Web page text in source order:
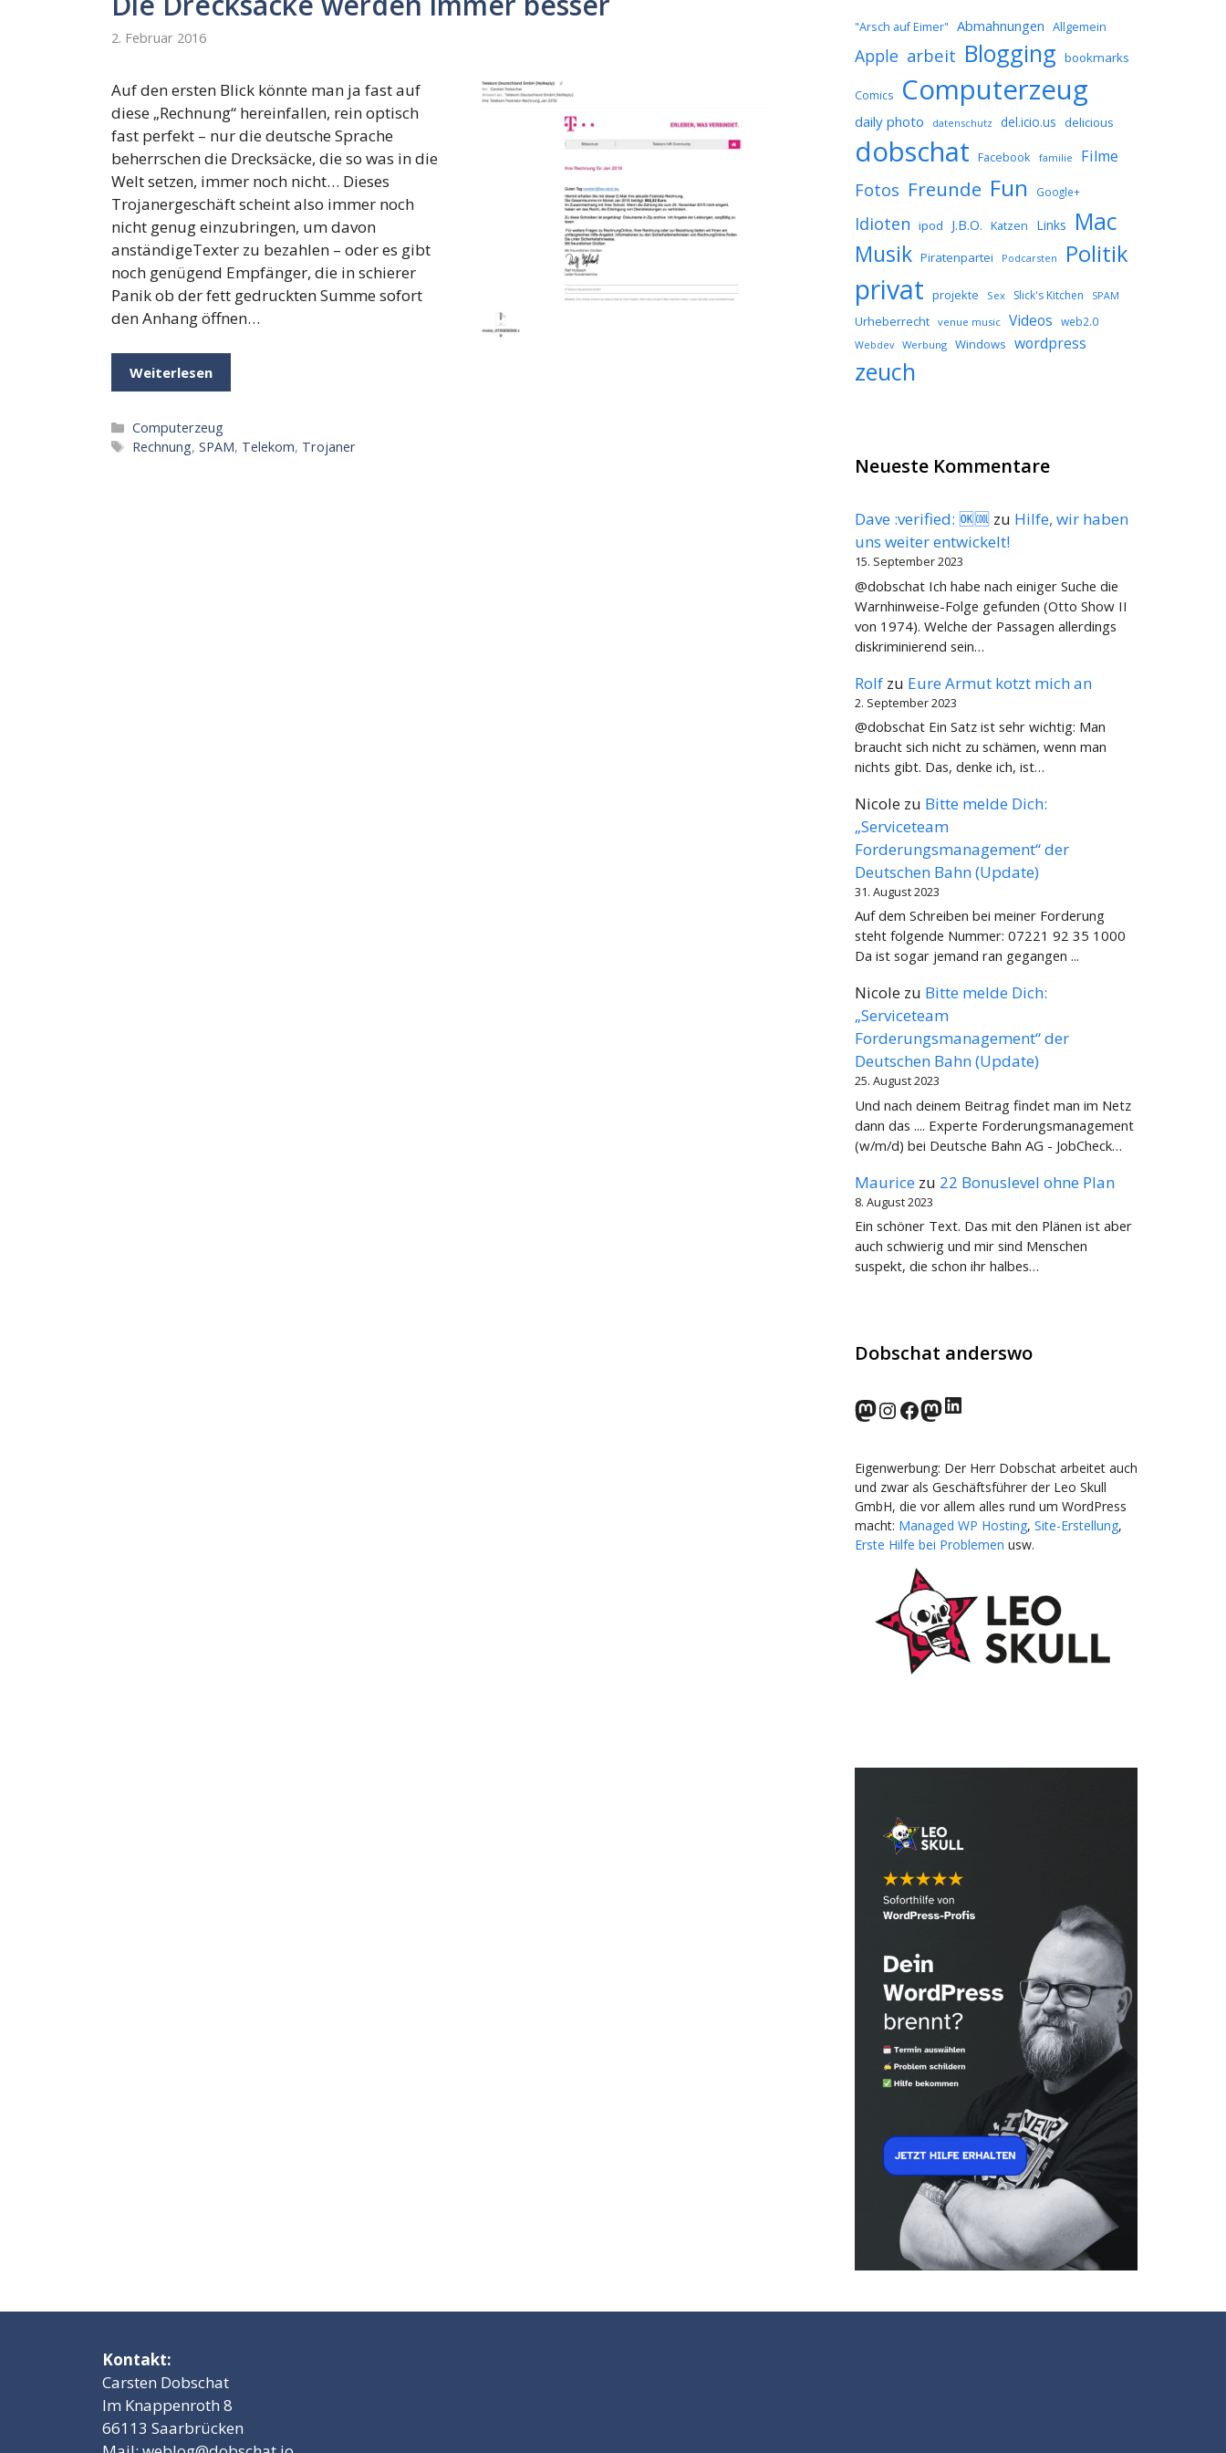
2. Februar 2016
Auf den ersten Blick könnte man ja fast auf
diese „Rechnung“ hereinfallen, rein optisch
fast perfekt – nur die deutsche Sprache
beherrschen die Drecksäcke, die so was in die
Welt setzen, immer noch nicht… Dieses
Trojanergeschäft scheint also immer noch
nicht genug einzubringen, um davon
anständigeTexter zu bezahlen – oder es gibt
noch genügend Empfänger, die in schierer
Panik ob der fett gedruckten Summe sofort
den Anhang öffnen…
Weiterlesen
Kategorien
Computerzeug
Schlagwörter
Rechnung,SPAM, Telekom, Trojaner
"Arsch auf Eimer" Abmahnungen Allgemein
Apple arbeit Blogging bookmarks
Comics Computerzeug
daily photo datenschutz del.icio.us delicious
dobschat Facebook familie Filme
Fotos Freunde Fun Google+
Idioten ipod J.B.O. Katzen Links Mac
Musik Piratenpartei Podcarsten Politik
privat projekte Sex Slick's Kitchen SPAM
Urheberrecht venue music Videos web2.0
Webdev Werbung Windows wordpress
zeuch
Neueste Kommentare
Dave :verified: 🆗🆒 zu Hilfe, wir haben
uns weiter entwickelt!
15. September 2023
@dobschat Ich habe nach einiger Suche die
Warnhinweise-Folge gefunden (Otto Show II
von 1974). Welche der Passagen allerdings
diskriminierend sein…
Rolf zu Eure Armut kotzt mich an
2. September 2023
@dobschat Ein Satz ist sehr wichtig: Man
braucht sich nicht zu schämen, wenn man
nichts gibt. Das, denke ich, ist…
Nicole zu Bitte melde Dich:
„Serviceteam
Forderungsmanagement“ der
Deutschen Bahn (Update)
31. August 2023
Auf dem Schreiben bei meiner Forderung
steht folgende Nummer: 07221 92 35 1000
Da ist sogar jemand ran gegangen ...
Nicole zu Bitte melde Dich:
„Serviceteam
Forderungsmanagement“ der
Deutschen Bahn (Update)
25. August 2023
Und nach deinem Beitrag findet man im Netz
dann das .... Experte Forderungsmanagement
(w/m/d) bei Deutsche Bahn AG - JobCheck…
Maurice zu 22 Bonuslevel ohne Plan
8. August 2023
Ein schöner Text. Das mit den Plänen ist aber
auch schwierig und mir sind Menschen
suspekt, die schon ihr halbes…
Dobschat anderswo
norden.social
Instagram
Facebook
wp-punks.social
LinkedIn
Eigenwerbung: Der Herr Dobschat arbeitet auch
und zwar als Geschäftsführer der Leo Skull
GmbH, die vor allem alles rund um WordPress
macht: Managed WP Hosting, Site-Erstellung,
Erste Hilfe bei Problemen usw.
Kontakt:
Carsten Dobschat
Im Knappenroth 8
66113 Saarbrücken